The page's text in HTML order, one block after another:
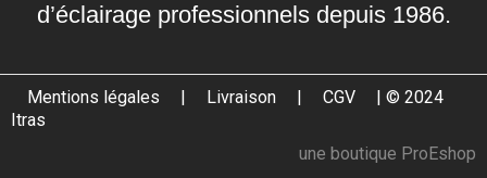
d’éclairage professionnels depuis 1986.
Mentions légales | Livraison | CGV
| © 2024
Itras
une boutique ProEshop